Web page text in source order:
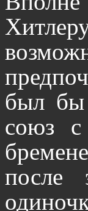
был бы
союз с
после